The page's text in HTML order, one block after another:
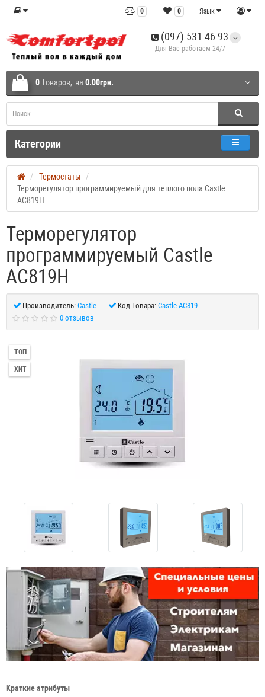
Язык
0
0
(097) 531-46-93
Для Вас работаем 24/7
0Tоваров, на 0.00грн.
Категории
Термостаты
Терморегулятор программируемый для теплого пола Castle
АС819H
Терморегулятор
программируемый Castle
АС819H
Производитель: Castle Код Товара: Castle AC819
0 отзывов
ТОП
ХИТ
Краткие атрибуты